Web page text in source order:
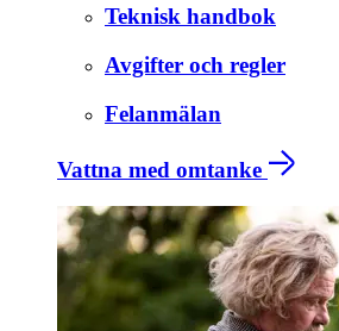
Teknisk handbok
Avgifter och regler
Felanmälan
Vattna med omtanke